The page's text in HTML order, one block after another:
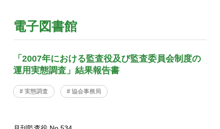
電子図書館
「2007年における監査役及び監査委員会制度の
運用実態調査」結果報告書
# 実態調査 # 協会事務局